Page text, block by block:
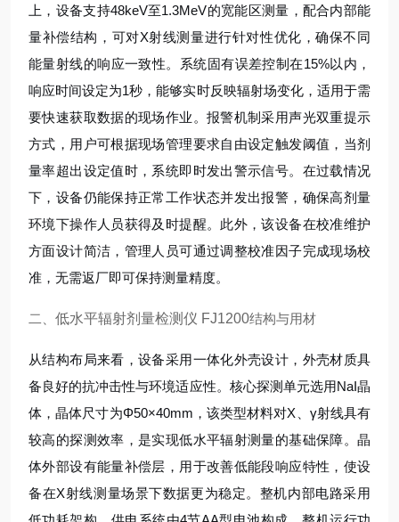
上，设备支持48keV至1.3MeV的宽能区测量，配合内部能
量补偿结构，可对X射线测量进行针对性优化，确保不同
能量射线的响应一致性。系统固有误差控制在15%以内，
响应时间设定为1秒，能够实时反映辐射场变化，适用于需
要快速获取数据的现场作业。报警机制采用声光双重提示
方式，用户可根据现场管理要求自由设定触发阈值，当剂
量率超出设定值时，系统即时发出警示信号。在过载情况
下，设备仍能保持正常工作状态并发出报警，确保高剂量
环境下操作人员获得及时提醒。此外，该设备在校准维护
方面设计简洁，管理人员可通过调整校准因子完成现场校
准，无需返厂即可保持测量精度。
二、 低水平辐射剂量检测仪 FJ1200结构与用材
从结构布局来看，设备采用一体化外壳设计，外壳材质具
备良好的抗冲击性与环境适应性。核心探测单元选用NaI晶
体，晶体尺寸为Φ50×40mm，该类型材料对X、γ射线具有
较高的探测效率，是实现低水平辐射测量的基础保障。晶
体外部设有能量补偿层，用于改善低能段响应特性，使设
备在X射线测量场景下数据更为稳定。整机内部电路采用